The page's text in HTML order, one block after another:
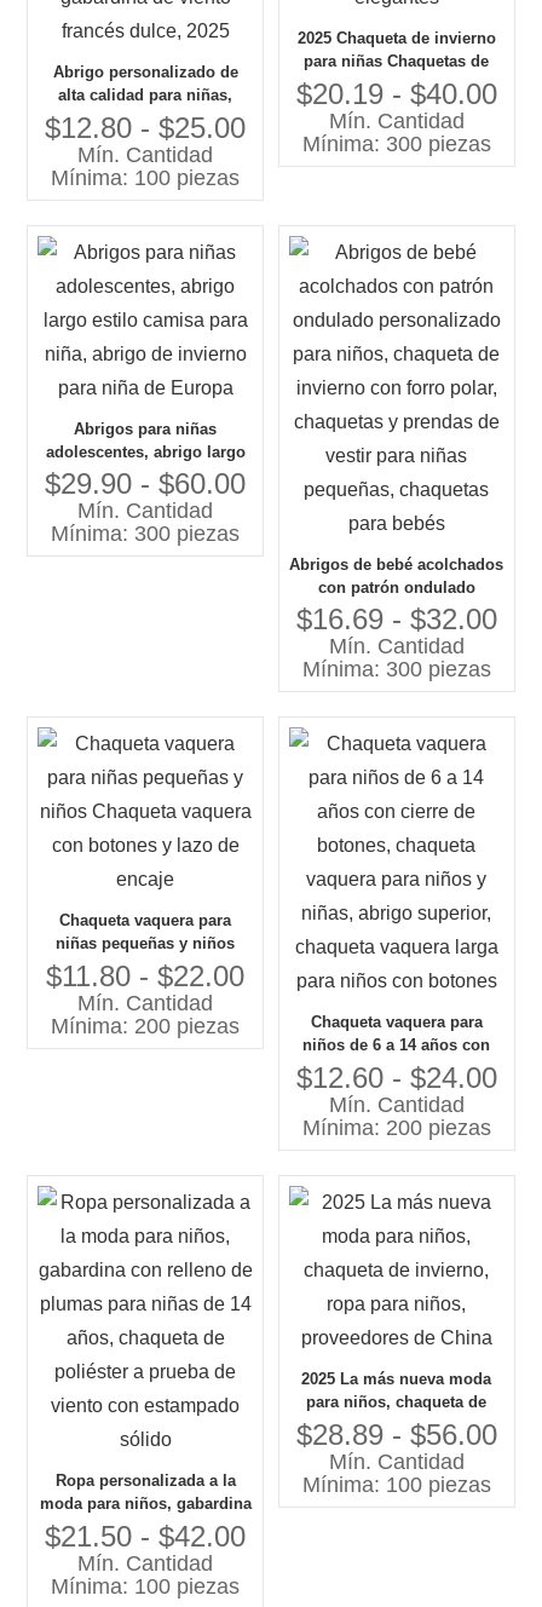
Abrigo personalizado de
alta calidad para niñas,
nuevo diseño, primavera y
otoño, rosa, gabardina de
viento francés dulce, 2025
$12.80 - $25.00
Mín. Cantidad
Mínima: 100 piezas
2025 Chaqueta de invierno
para niñas Chaquetas de
invierno para niñas con
diseños elegantes
$20.19 - $40.00
Mín. Cantidad
Mínima: 300 piezas
Abrigos para niñas
adolescentes, abrigo largo
estilo camisa para niña,
abrigo de invierno para niña
de Europa
$29.90 - $60.00
Mín. Cantidad
Mínima: 300 piezas
Abrigos de bebé acolchados
con patrón ondulado
personalizado para niños,
chaqueta de invierno con
forro polar, chaquetas y
prendas de vestir para niñas
$16.69 - $32.00
Mín. Cantidad
Mínima: 300 piezas
Chaqueta vaquera para
niñas pequeñas y niños
Chaqueta vaquera con
botones y lazo de encaje
$11.80 - $22.00
Mín. Cantidad
Mínima: 200 piezas
Chaqueta vaquera para
niños de 6 a 14 años con
cierre de botones, chaqueta
vaquera para niños y niñas,
abrigo superior, chaqueta
vaquera larga para niños
$12.60 - $24.00
Mín. Cantidad
Mínima: 200 piezas
Ropa personalizada a la
moda para niños, gabardina
con relleno de plumas para
niñas de 14 años, chaqueta
de poliéster a prueba de
viento con estampado
$21.50 - $42.00
Mín. Cantidad
Mínima: 100 piezas
2025 La más nueva moda
para niños, chaqueta de
invierno, ropa para niños,
proveedores de China
$28.89 - $56.00
Mín. Cantidad
Mínima: 100 piezas